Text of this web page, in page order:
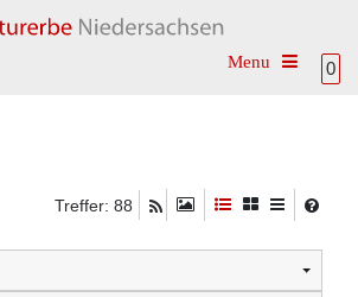
0
Toggle
Treffer: 88